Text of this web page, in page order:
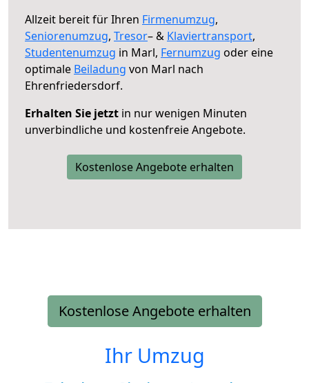
Allzeit bereit für Ihren Firmenumzug,
Seniorenumzug, Tresor– & Klaviertransport,
Studentenumzug in Marl, Fernumzug oder eine
optimale Beiladung von Marl nach
Ehrenfriedersdorf.
Erhalten Sie jetzt in nur wenigen Minuten
unverbindliche und kostenfreie Angebote.
Kostenlose Angebote erhalten
Kostenlose Angebote erhalten
Ihr Umzug